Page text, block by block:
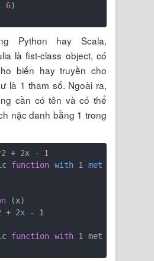
6)
Python hay Scala,
là fist-class object, có
biến hay truyền cho
là 1 tham số. Ngoài ra,
cần có tên và có thể
nặc danh bằng 1 trong
2 + 2x - 1
function with 1 met
(x)
+ 2x - 1
function with 1 met